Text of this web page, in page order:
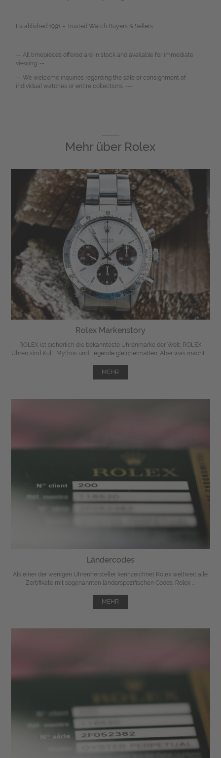
Established 1991 – Trusted Watch Buyers & Sellers
— All timepieces offered are in stock and available for immediate
viewing. --
— We welcome inquiries regarding the sale or consignment of
individual watches or entire collections. ---
Mehr über Rolex
Rolex Markenstory
ROLEX ist sicherlich die bekannteste Uhrenmarke der Welt. ROLEX
Uhren sind Kult, Mythos und Legende gleichermaßen. Aber was macht ...
MEHR
Ländercodes
Als einer der wenigen Uhrenhersteller kennzeichnet Rolex weltweit alle
Zertifikate mit sogenannten länderspezifischen Codes. Rolex ...
MEHR